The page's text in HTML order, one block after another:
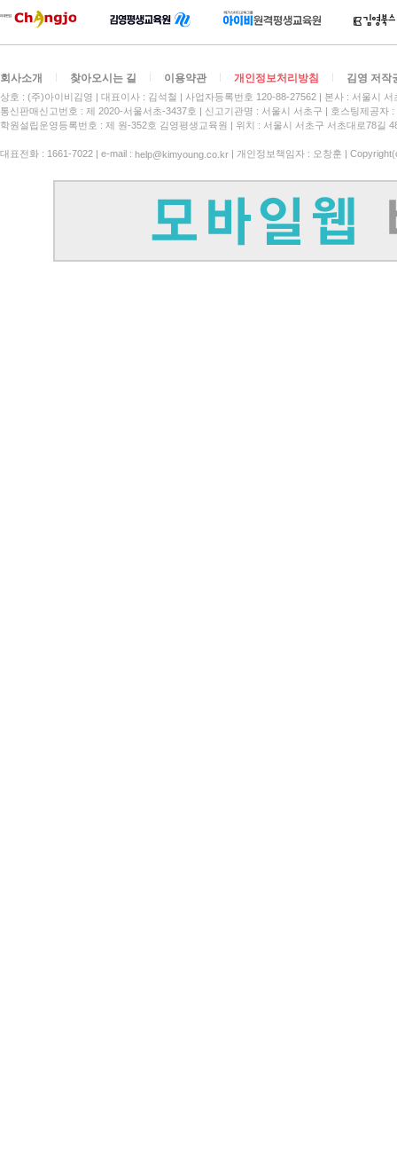
회사소개 찾아오시는 길 이용약관 개인정보처리방침 김영 저작
상호 : (주)아이비김영 대표이사 : 김석철 사업자등록번호 120-88-27562
본사 : 서울시
통신판매신고번호 : 제 2020-서울서초-3437호
신고기관명 : 서울시 서초구
호스팅제공자
학원설립운영등록번호 : 제 원-352호 김영평생교육원 | 위치 : 서울시 서초구 서초대로78길
대표전화 : 1661-7022 | e-mail : help@kimyoung.co.kr | 개인정보책임자 : 오창훈 |